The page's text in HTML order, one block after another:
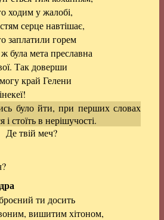
ходим у жалобі,
серце навтішає,
заплатили горем
була мета преславна
Так доверши
край Гелени
було йти, при перших словах
стоїть в нерішучості.
Де твій меч?
ти досить
вишитим хітоном,